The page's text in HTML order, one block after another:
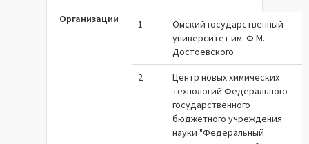
Организации 1
Омский государственный
университет им. Ф.М.
Достоевского
2
Центр новых химических
технологий Федерального
государственного
бюджетного учреждения
науки "Федеральный